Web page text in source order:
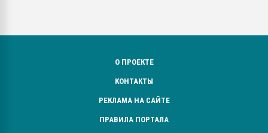
О ПРОЕКТЕ
КОНТАКТЫ
РЕКЛАМА НА САЙТЕ
ПРАВИЛА ПОРТАЛА